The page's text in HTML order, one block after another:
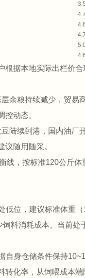
据本地实际出栏价合
余粮持续减少，贸易
动态。
豆陆续到港，国内油厂
随用随采。
线，按标准120公斤
低位，建议标准体重
料消耗成本。当前
自身仓储条件保持
化率，从饲喂成本端